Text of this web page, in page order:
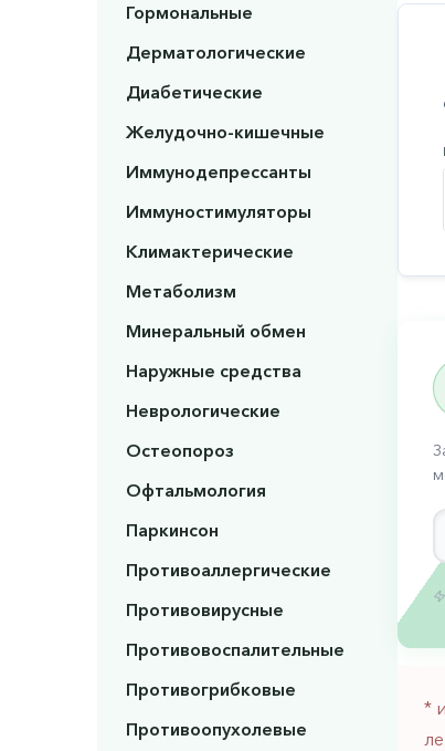
Гормональные
Дерматологические
Диабетические
Желудочно-кишечные
Иммунодепрессанты
Иммуностимуляторы
Климактерические
Метаболизм
Минеральный обмен
Наружные средства
Неврологические
Остеопороз
Офтальмология
Паркинсон
Противоаллергические
Противовирусные
Противовоспалительные
Противогрибковые
Противоопухолевые
*